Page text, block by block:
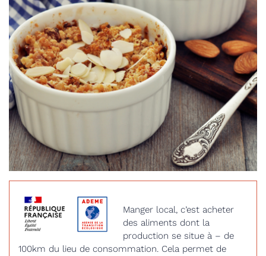
Manger local, c’est acheter
des aliments dont la
production se situe à – de
100km du lieu de consommation. Cela permet de